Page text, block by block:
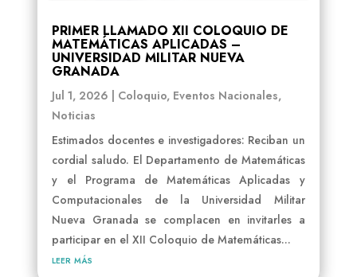
PRIMER LLAMADO XII COLOQUIO DE
MATEMÁTICAS APLICADAS –
UNIVERSIDAD MILITAR NUEVA
GRANADA
Jul 1, 2026 Coloquio, Eventos Nacionales,
Noticias
Estimados docentes e investigadores: Reciban un
cordial saludo. El Departamento de Matemáticas
y el Programa de Matemáticas Aplicadas y
Computacionales de la Universidad Militar
Nueva Granada se complacen en invitarles a
participar en el XII Coloquio de Matemáticas...
leer más